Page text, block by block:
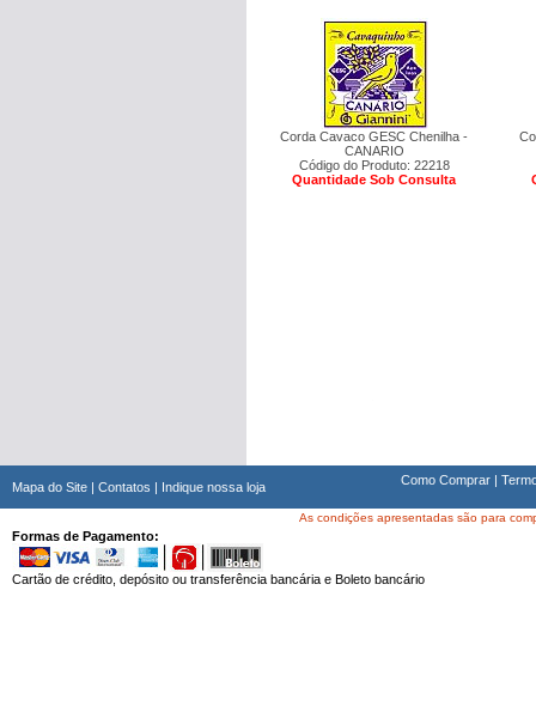
Corda Cavaco GESC Chenilha -
CANARIO
Código do Produto: 22218
Quantidade Sob Consulta
Mapa do Site | Contatos | Indique nossa loja Como Comprar |
As condições apresentadas são para
Formas de Pagamento:
Cartão de crédito, depósito ou transferência bancária e Boleto bancário